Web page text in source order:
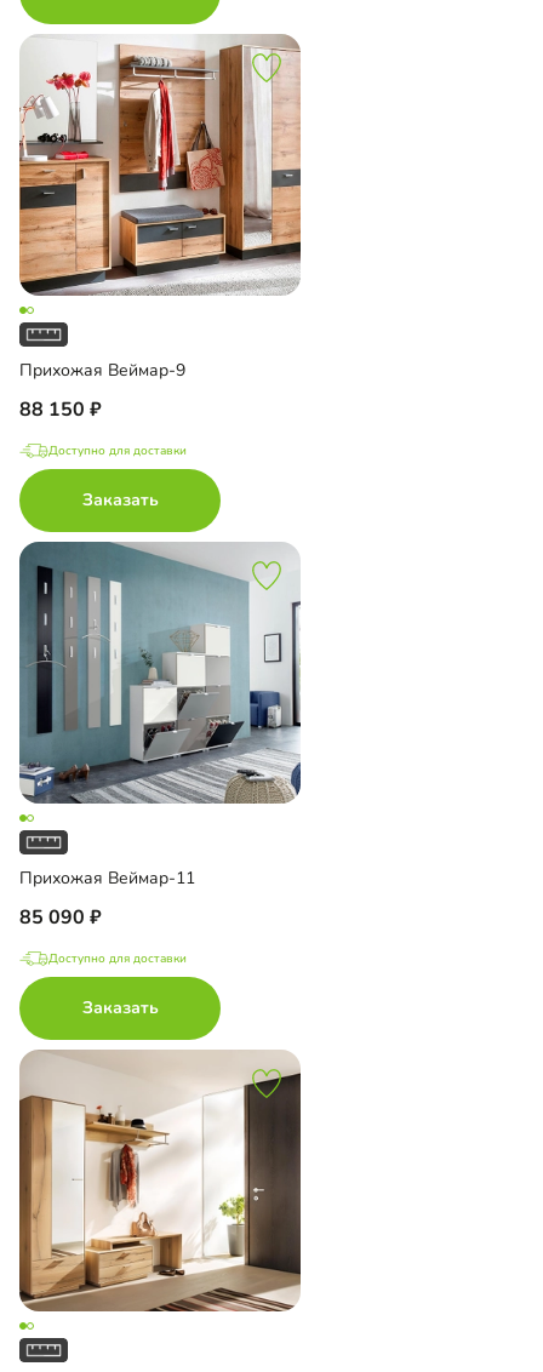
Прихожая Веймар-9
88 150
Доступно для доставки
Заказать
Прихожая Веймар-11
85 090
Доступно для доставки
Заказать